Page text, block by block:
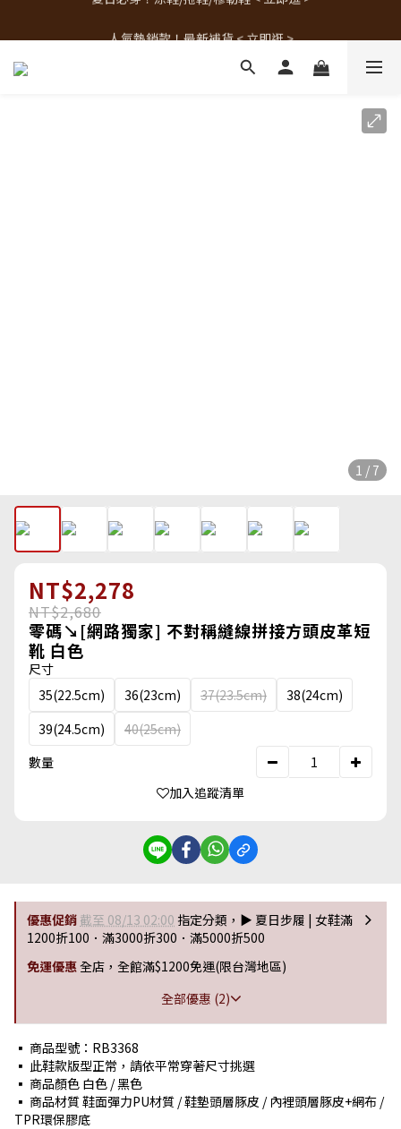
夏日必穿！涼鞋/拖鞋/穆勒鞋 < 立即逛 >
1 / 7
NT$2,278
NT$2,680
零碼↘[網路獨家] 不對稱縫線拼接方頭皮革短
靴 白色
尺寸
35(22.5cm)
36(23cm) 37(23.5cm)
38(24cm)
39(24.5cm)
40(25cm)
數量
加入追蹤清單
優惠促銷 截至 08/13 02:00 指定分類，▶︎ 夏日步履 | 女鞋滿
1200折100．滿3000折300．滿5000折500
免運優惠全店，全館滿$1200免運(限台灣地區)
全部優惠 (2)
▪ 商品型號：RB3368
▪ 此鞋款版型正常，請依平常穿著尺寸挑選
▪ 商品顏色 白色 / 黑色
▪ 商品材質 鞋面彈力PU材質 / 鞋墊頭層豚皮 / 內裡頭層豚皮+網布 /
TPR環保膠底